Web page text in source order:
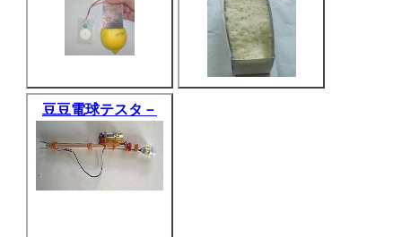
豆豆電球テスタ－